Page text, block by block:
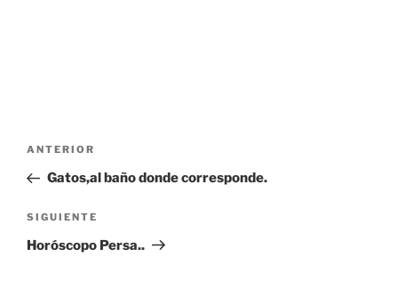
Navegación
entradas
Entrada
anterior:
ANTERIOR
Gatos,al baño donde corresponde.
Siguiente
entrada
SIGUIENTE
Horóscopo Persa..